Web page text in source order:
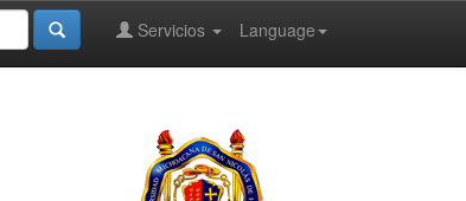
Language
Servicios